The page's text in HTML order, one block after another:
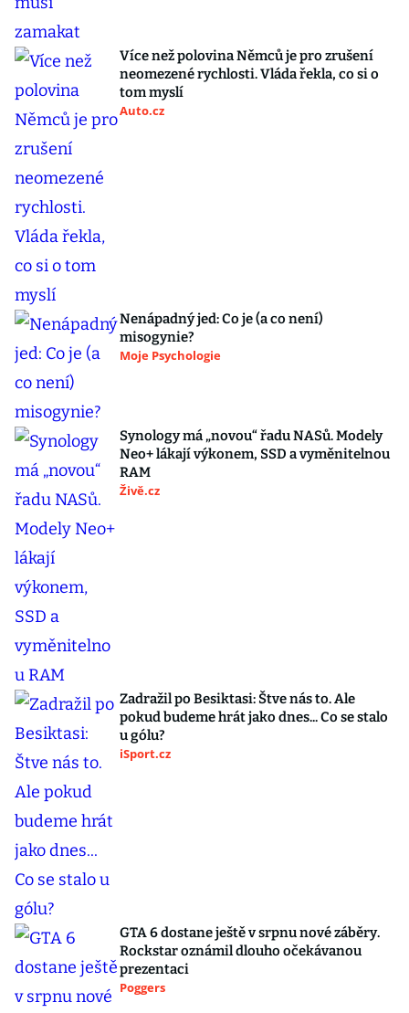
Více než polovina Němců je pro zrušení
neomezené rychlosti. Vláda řekla, co si o
tom myslí
Auto.cz
Nenápadný jed: Co je (a co není)
misogynie?
Moje Psychologie
Synology má „novou“ řadu NASů. Modely
Neo+ lákají výkonem, SSD a vyměnitelnou
RAM
Živě.cz
Zadražil po Besiktasi: Štve nás to. Ale
pokud budeme hrát jako dnes... Co se stalo
u gólu?
iSport.cz
GTA 6 dostane ještě v srpnu nové záběry.
Rockstar oznámil dlouho očekávanou
prezentaci
Poggers